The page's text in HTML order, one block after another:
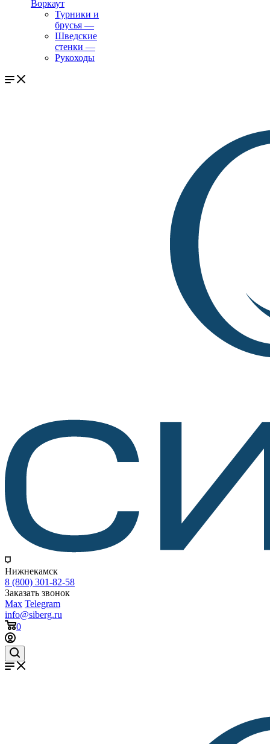
Воркаут
Турники и
брусья —
Шведские
стенки —
Рукоходы
Нижнекамск
8 (800) 301-82-58
Заказать звонок
Max Telegram
info@siberg.ru
0